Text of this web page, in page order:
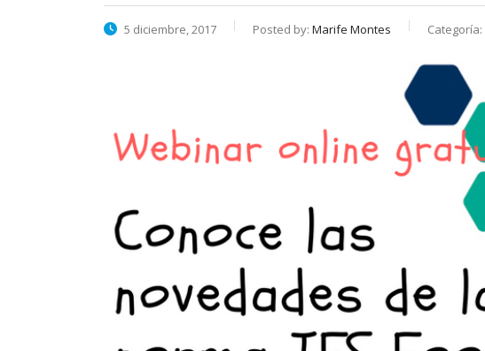
5 diciembre, 2017 Posted by: Marife Montes Categoría: